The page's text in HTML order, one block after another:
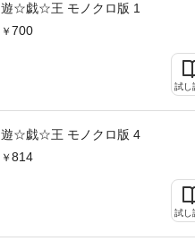
遊☆戯☆王 モノクロ版 1
700
試し
遊☆戯☆王 モノクロ版 4
814
試し